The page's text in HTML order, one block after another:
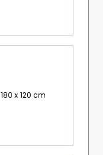
180 x 120 cm